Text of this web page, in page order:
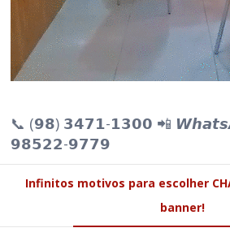
📞 (𝟵𝟴) 𝟯𝟰𝟳𝟭-𝟭𝟯𝟬𝟬 📲
𝟵𝟴𝟱𝟮𝟮-𝟵𝟳𝟳𝟵
Infinitos motivos para escolher
banner!